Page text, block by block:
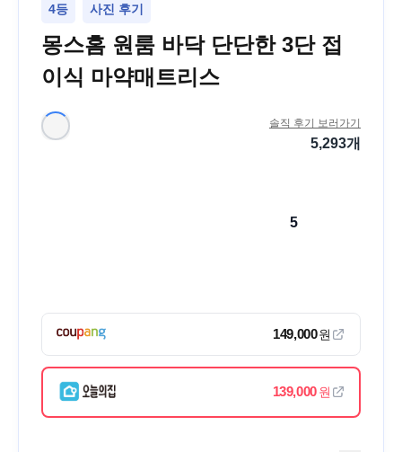
4등 사진 후기
몽스홈 원룸 바닥 단단한 3단 접
이식 마약매트리스
솔직 후기 보러가기
5,293개
5
149,000원
139,000원